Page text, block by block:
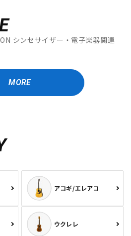
シンセサイザー・電子楽器関連
MORE
アコギ/エレアコ
ウクレレ